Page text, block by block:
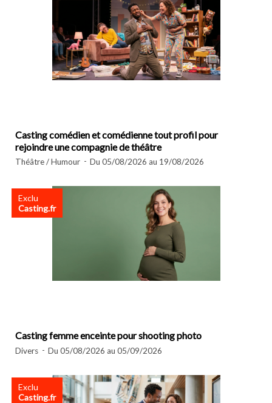
Casting comédien et comédienne tout profil pour
rejoindre une compagnie de théâtre
Théâtre / Humour Du 05/08/2026 au 19/08/2026
Exclu
Casting.fr
Casting femme enceinte pour shooting photo
Divers Du 05/08/2026 au 05/09/2026
Exclu
Casting.fr